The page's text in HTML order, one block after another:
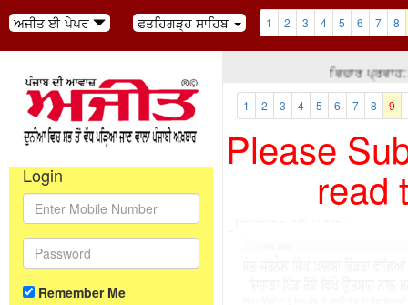
ਅਜੀਤ ਈ-ਪੇਪਰ ਫ਼ਤਹਿਗੜ੍ਹ ਸਾਹਿਬ 1 2 3 4 5 6 7 8
Login
Remember Me
ਵਿਚਾਰ
1 2 3 4 5 6 7 8 9
Please
read